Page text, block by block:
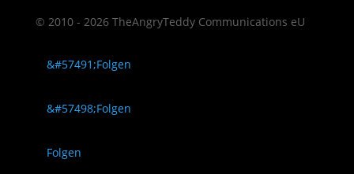
© 2010 - 2026 TheAngryTeddy Communications eU
Folgen
Folgen
Folgen